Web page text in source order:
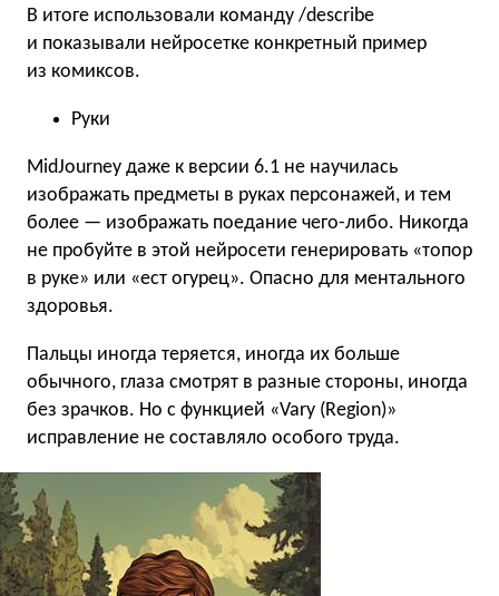
В итоге использовали команду /describe
и показывали нейросетке конкретный пример
из комиксов.
Руки
MidJourney даже к версии 6.1 не научилась
изображать предметы в руках персонажей, и тем
более — изображать поедание чего-либо. Никогда
не пробуйте в этой нейросети генерировать «топор
в руке» или «ест огурец». Опасно для ментального
здоровья.
Пальцы иногда теряется, иногда их больше
обычного, глаза смотрят в разные стороны, иногда
без зрачков. Но с функцией «Vary (Region)»
исправление не составляло особого труда.